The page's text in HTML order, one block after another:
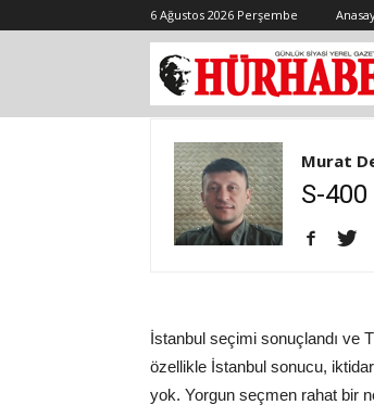
6 Ağustos 2026 Perşembe
Murat
S-
İstanbul seçimi sonuçlandı ve
özellikle İstanbul sonucu,
yok. Yorgun seçmen rahat bir